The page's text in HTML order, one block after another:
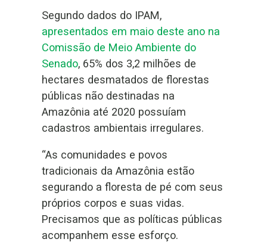
Segundo dados do IPAM,
apresentados em maio deste ano na
Comissão de Meio Ambiente do
Senado, 65% dos 3,2 milhões de
hectares desmatados de florestas
públicas não destinadas na
Amazônia até 2020 possuíam
cadastros ambientais irregulares.
“As comunidades e povos
tradicionais da Amazônia estão
segurando a floresta de pé com seus
próprios corpos e suas vidas.
Precisamos que as políticas públicas
acompanhem esse esforço.